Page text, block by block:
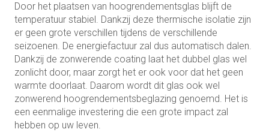
Door het plaatsen van hoogrendementsglas blijft de
temperatuur stabiel. Dankzij deze thermische isolatie zijn
er geen grote verschillen tijdens de verschillende
seizoenen. De energiefactuur zal dus automatisch dalen.
Dankzij de zonwerende coating laat het dubbel glas wel
zonlicht door, maar zorgt het er ook voor dat het geen
warmte doorlaat. Daarom wordt dit glas ook wel
zonwerend hoogrendementsbeglazing genoemd. Het is
een eenmalige investering die een grote impact zal
hebben op uw leven.